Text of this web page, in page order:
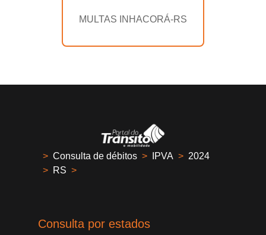
MULTAS INHACORÁ-RS
> Consulta de débitos > IPVA > 2024
> RS >
Consulta por estados